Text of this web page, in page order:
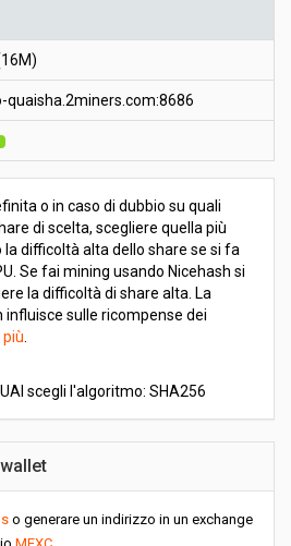
quaisha.2miners.com:8686
o in caso di dubbio su quali
di scelta, scegliere quella più
difficoltà alta dello share se si fa
Se fai mining usando Nicehash si
la difficoltà di share alta. La
sulle ricompense dei
più
scegli l'algoritmo: SHA256
o generare un indirizzo in un exchange